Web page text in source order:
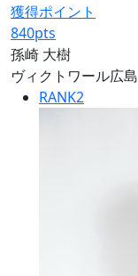
獲得ポイント
840pts
孫崎 大樹
ヴィクトワール広島
RANK2